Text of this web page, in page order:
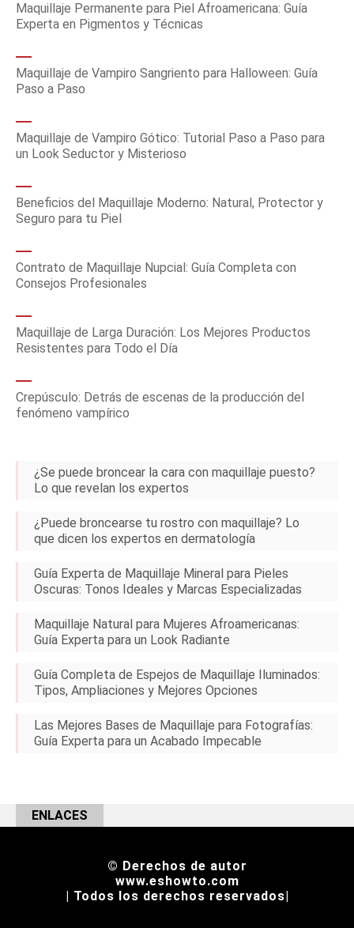
Maquillaje Permanente para Piel Afroamericana: Guía
Experta en Pigmentos y Técnicas
Maquillaje de Vampiro Sangriento para Halloween: Guía
Paso a Paso
Maquillaje de Vampiro Gótico: Tutorial Paso a Paso para
un Look Seductor y Misterioso
Beneficios del Maquillaje Moderno: Natural, Protector y
Seguro para tu Piel
Contrato de Maquillaje Nupcial: Guía Completa con
Consejos Profesionales
Maquillaje de Larga Duración: Los Mejores Productos
Resistentes para Todo el Día
Crepúsculo: Detrás de escenas de la producción del
fenómeno vampírico
¿Se puede broncear la cara con maquillaje puesto?
Lo que revelan los expertos
¿Puede broncearse tu rostro con maquillaje? Lo
que dicen los expertos en dermatología
Guía Experta de Maquillaje Mineral para Pieles
Oscuras: Tonos Ideales y Marcas Especializadas
Maquillaje Natural para Mujeres Afroamericanas:
Guía Experta para un Look Radiante
Guía Completa de Espejos de Maquillaje Iluminados:
Tipos, Ampliaciones y Mejores Opciones
Las Mejores Bases de Maquillaje para Fotografías:
Guía Experta para un Acabado Impecable
ENLACES
© Derechos de autor
www.eshowto.com
| Todos los derechos reservados|